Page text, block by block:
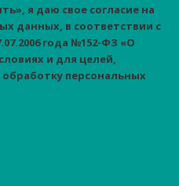
я даю свое согласие на
данных, в соответствии с
года №152-ФЗ «О
и для целей,
персональных